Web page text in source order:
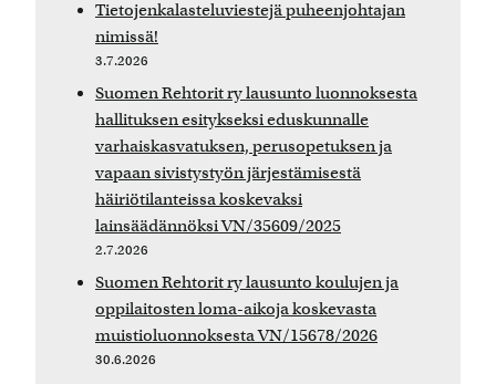
Tietojenkalasteluviestejä puheenjohtajan
nimissä!
3.7.2026
Suomen Rehtorit ry lausunto luonnoksesta
hallituksen esitykseksi eduskunnalle
varhaiskasvatuksen, perusopetuksen ja
vapaan sivistystyön järjestämisestä
häiriötilanteissa koskevaksi
lainsäädännöksi VN/35609/2025
2.7.2026
Suomen Rehtorit ry lausunto koulujen ja
oppilaitosten loma-aikoja koskevasta
muistioluonnoksesta VN/15678/2026
30.6.2026